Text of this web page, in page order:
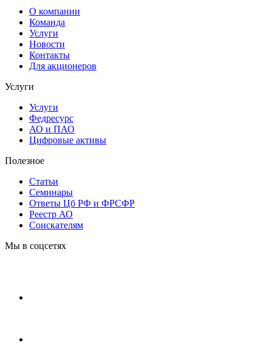
О компании
Команда
Услуги
Новости
Контакты
Для акционеров
Услуги
Услуги
Федресурс
АО и ПАО
Цифровые активы
Полезное
Статьи
Cеминары
Ответы Цб РФ и ФРСФР
Реестр АО
Соискателям
Мы в соцсетях